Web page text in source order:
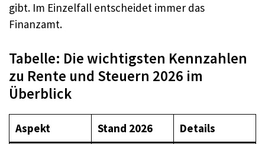
gibt. Im Einzelfall entscheidet immer das
Finanzamt.
Tabelle: Die wichtigsten Kennzahlen
zu Rente und Steuern 2026 im
Überblick
Aspekt Stand 2026 Details